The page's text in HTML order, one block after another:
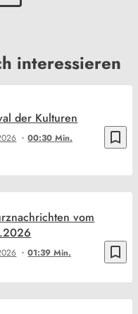
interessieren
bookmark_border
00:30 Min.
der Kulturen
bookmark_border
01:39 Min.
vom